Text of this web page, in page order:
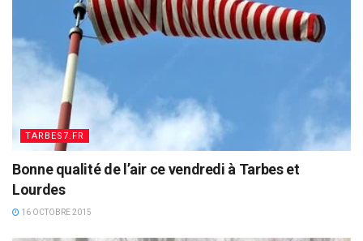
TARBES7.FR
Bonne qualité de l’air ce vendredi à Tarbes et
Lourdes
16 OCTOBRE 2015